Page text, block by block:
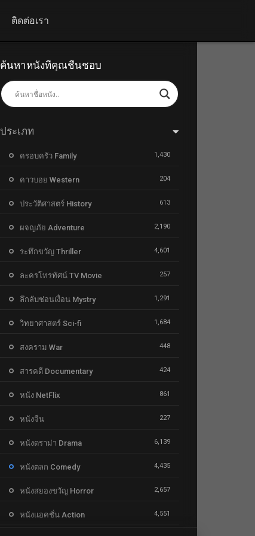
ติดต่อเรา
ค้นหาหนังที่คุณชื่นชอบ
ประเภท
ครอบครัว Family 1,430
คาวบอย Western 204
ประวัติศาสตร์ History 613
ผจญภัย Adventure 2,190
ระทึกขวัญ Thriller 4,601
ละครโทรทัศน์ TV Movie 257
ลึกลับซ่อนเงื่อน Mystry 1,291
วิทยาศาสตร์ Sci-fi 1,684
สงคราม War 448
สารคดี Documentary 424
หนัง NetFlix 861
หนังจีน 227
หนังดราม่า Drama 6,139
หนังตลก Comedy 4,435
หนังสยองขวัญ Horror 2,657
หนังแอคชั่น Action 4,551